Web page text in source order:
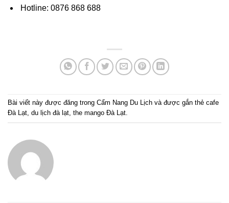
Hotline: 0876 868 688
Bài viết này được đăng trong Cẩm Nang Du Lịch và được gắn thẻ cafe
Đà Lạt, du lịch đà lạt, the mango Đà Lạt.